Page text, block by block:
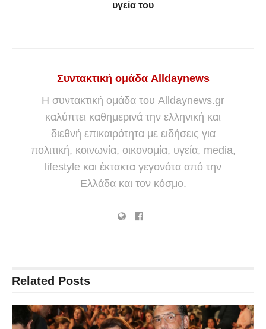
υγεία του
Συντακτική ομάδα Alldaynews
Η συντακτική ομάδα του Alldaynews.gr
καλύπτει καθημερινά την ελληνική και
διεθνή επικαιρότητα με ειδήσεις για
πολιτική, κοινωνία, οικονομία, υγεία, media,
lifestyle και έκτακτα γεγονότα από την
Ελλάδα και τον κόσμο.
Related Posts